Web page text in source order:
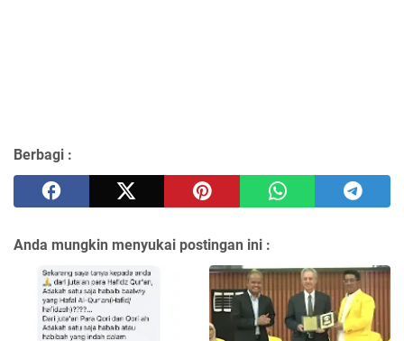
Berbagi :
Anda mungkin menyukai postingan ini :